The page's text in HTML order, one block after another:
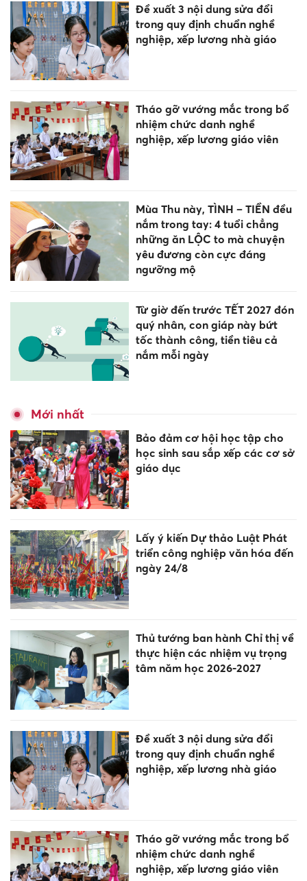
Đề xuất 3 nội dung sửa đổi
trong quy định chuẩn nghề
nghiệp, xếp lương nhà giáo
Tháo gỡ vướng mắc trong bổ
nhiệm chức danh nghề
nghiệp, xếp lương giáo viên
Mùa Thu này, TÌNH – TIỀN đều
nắm trong tay: 4 tuổi chẳng
những ăn LỘC to mà chuyện
yêu đương còn cực đáng
ngưỡng mộ
Từ giờ đến trước TẾT 2027 đón
quý nhân, con giáp này bứt
tốc thành công, tiền tiêu cả
nắm mỗi ngày
Mới nhất
Bảo đảm cơ hội học tập cho
học sinh sau sắp xếp các cơ sở
giáo dục
Lấy ý kiến Dự thảo Luật Phát
triển công nghiệp văn hóa đến
ngày 24/8
Thủ tướng ban hành Chỉ thị về
thực hiện các nhiệm vụ trọng
tâm năm học 2026-2027
Đề xuất 3 nội dung sửa đổi
trong quy định chuẩn nghề
nghiệp, xếp lương nhà giáo
Tháo gỡ vướng mắc trong bổ
nhiệm chức danh nghề
nghiệp, xếp lương giáo viên